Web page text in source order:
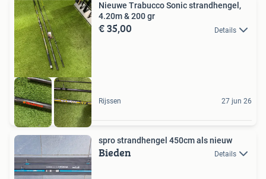
Nieuwe Trabucco Sonic strandhengel,
4.20m & 200 gr
€ 35,00 Details
Rijssen 27 jun 26
spro strandhengel 450cm als nieuw
Bieden Details